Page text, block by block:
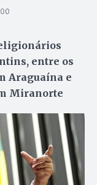
entre os
Araguaína e
Miranorte